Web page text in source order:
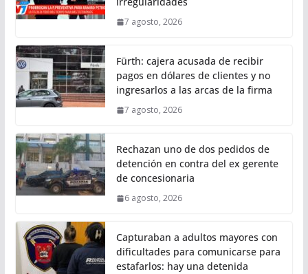
7 agosto, 2026
Fürth: cajera acusada de recibir
pagos en dólares de clientes y no
ingresarlos a las arcas de la firma
7 agosto, 2026
Rechazan uno de dos pedidos de
detención en contra del ex gerente
de concesionaria
6 agosto, 2026
Capturaban a adultos mayores con
dificultades para comunicarse para
estafarlos: hay una detenida